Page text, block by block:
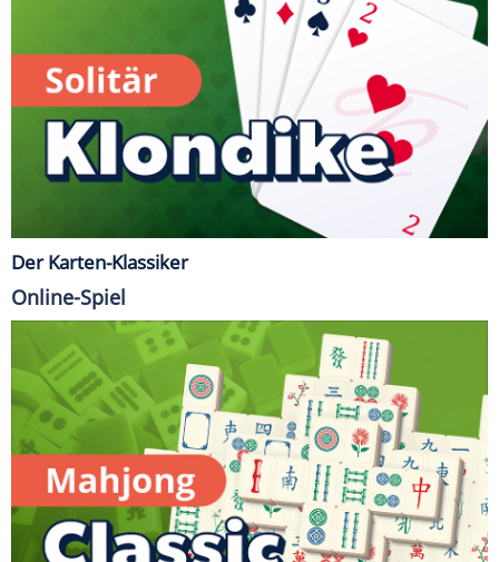
Der Karten-Klassiker
Online-Spiel